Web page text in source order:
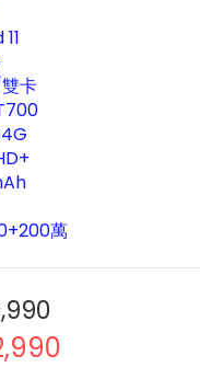
卡
萬